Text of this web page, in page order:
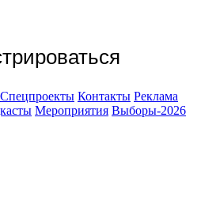
Спецпроекты Контакты Реклама
Мероприятия Выборы-2026